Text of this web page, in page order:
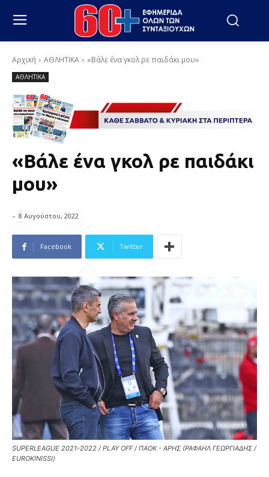
Αρχική ΑΘΛΗΤΙΚΑ «Βάλε ένα γκολ ρε παιδάκι μου»
ΑΘΛΗΤΙΚΑ
«Βάλε ένα γκολ ρε παιδάκι
μου»
- 8 Αυγούστου, 2022
Facebook Twitter
SUPERLEAGUE 2021-2022 / PLAY OFF / ΠΑΟΚ - ΑΡΗΣ (ΡΑΦΑΗΛ ΓΕΩΡΓΙΑΔΗΣ /
EUROKINISSI)